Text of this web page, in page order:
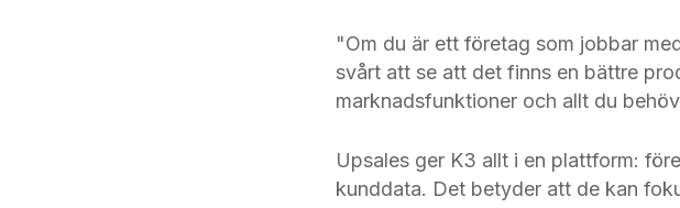
"Om du är ett företag som jobbar
svårt att se att det finns en bättre
marknadsfunktioner och allt du
Upsales ger K3 allt i en plattform:
kunddata. Det betyder att de kan